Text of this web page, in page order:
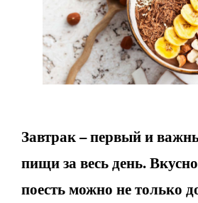
Завтрак – первый и
пищи за весь день.
поесть можно не только